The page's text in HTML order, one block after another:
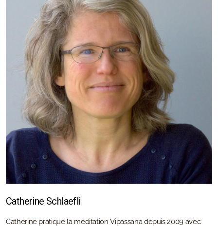
Catherine Schlaefli
Catherine pratique la méditation Vipassana depuis 2009 avec